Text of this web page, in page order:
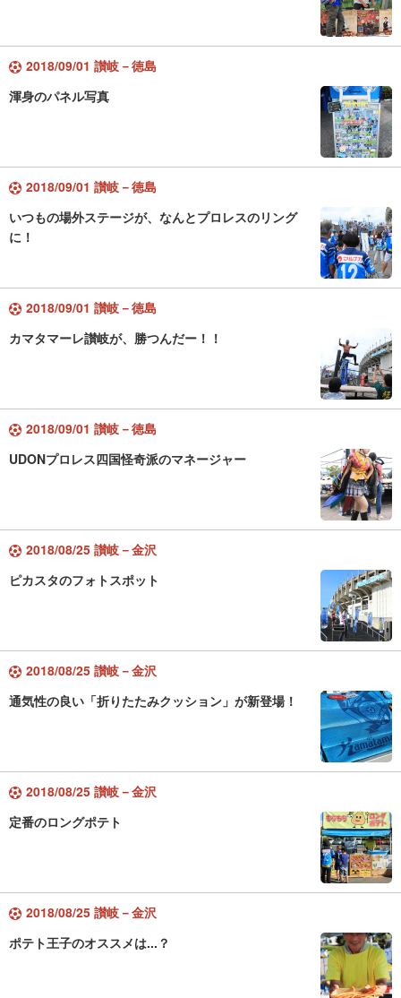
2018/09/01 讃岐－徳島
渾身のパネル写真
2018/09/01 讃岐－徳島
いつもの場外ステージが、なんとプロレスのリング
に！
2018/09/01 讃岐－徳島
カマタマーレ讃岐が、勝つんだー！！
2018/09/01 讃岐－徳島
UDONプロレス四国怪奇派のマネージャー
2018/08/25 讃岐－金沢
ピカスタのフォトスポット
2018/08/25 讃岐－金沢
通気性の良い「折りたたみクッション」が新登場！
2018/08/25 讃岐－金沢
定番のロングポテト
2018/08/25 讃岐－金沢
ポテト王子のオススメは...？